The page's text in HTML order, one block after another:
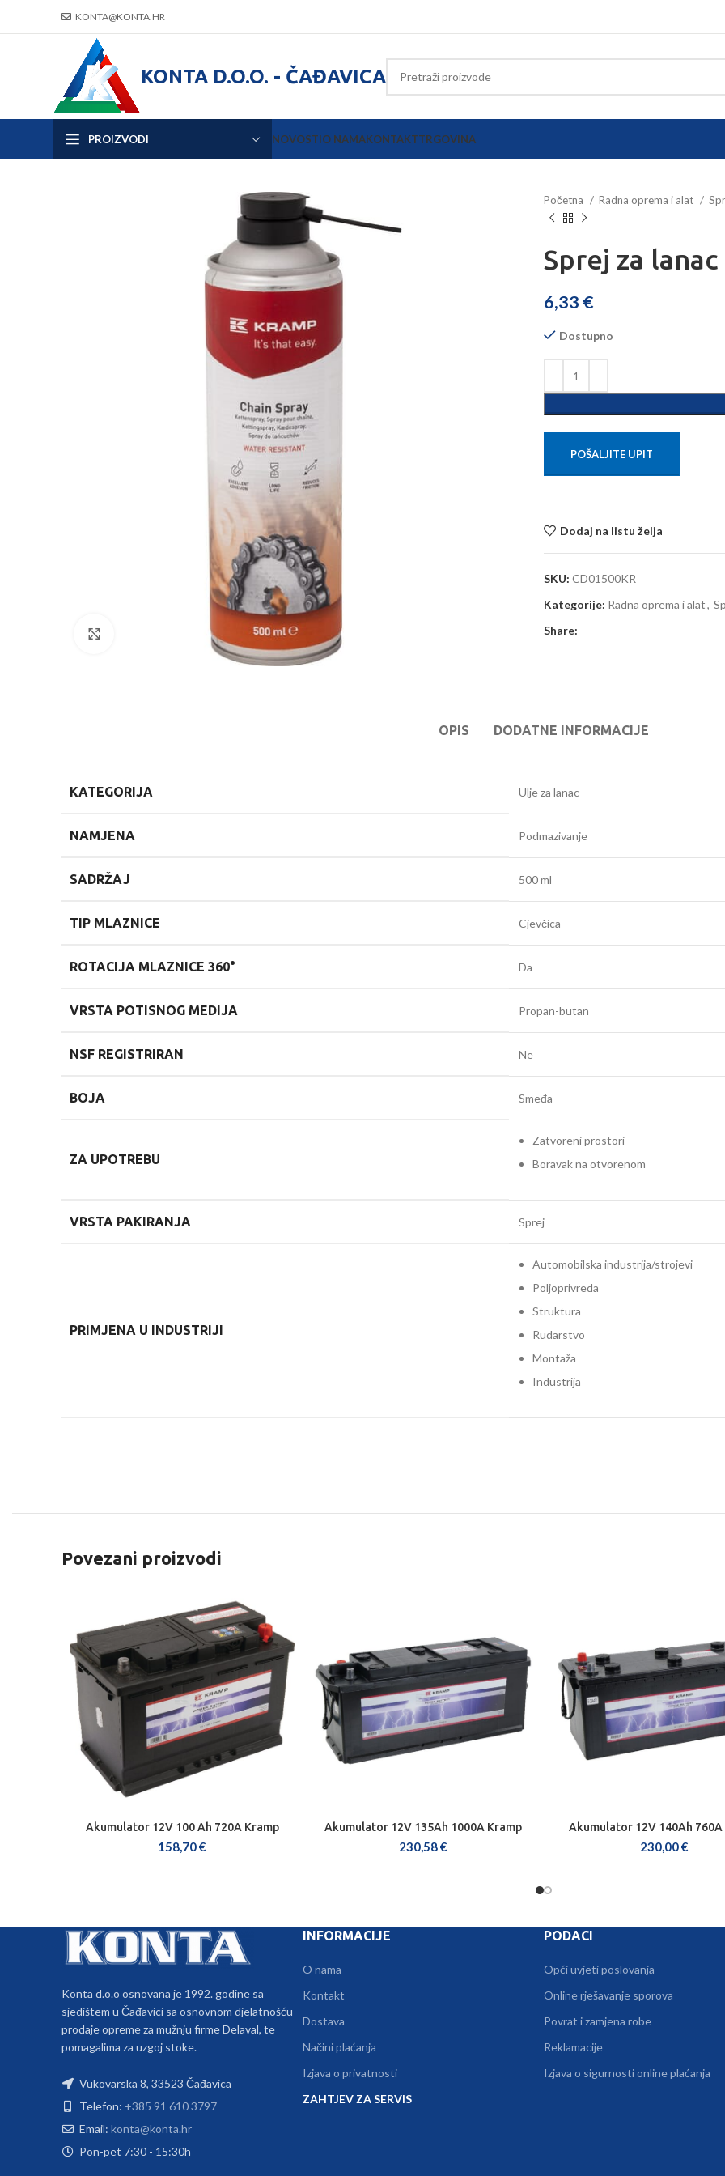
KONTA@KONTA.HR
KONTA D.O.O. - ČAĐAVICA
PROIZVODI NOVOSTIO NAMAKONTAKTTRGOVINA
Početna Radna oprema i alat
Sprej za
6,33 €
Dostupno
POŠALJITE UPIT
Dodaj na listu želja
SKU: CD01500KR
Kategorije: Radna oprema i alat,
Share:
OPIS DODATNE INFORMACIJE
KATEGORIJA Ulje za lanac
NAMJENA Podmazivanje
SADRŽAJ 500 ml
TIP MLAZNICE Cjevčica
ROTACIJA MLAZNICE 360° Da
VRSTA POTISNOG MEDIJA Propan-butan
NSF REGISTRIRAN Ne
BOJA Smeđa
ZA UPOTREBU
Zatvoreni prostori
Boravak na otvorenom
VRSTA PAKIRANJA Sprej
PRIMJENA U INDUSTRIJI
Automobilska industrija/strojevi
Poljoprivreda
Struktura
Rudarstvo
Montaža
Industrija
Povezani proizvodi
DODAJ U KOŠARICU
Akumulator 12V 100 Ah 720A Kramp
158,70€
DODAJ U KOŠARICU
Akumulator 12V 135Ah 1000A Kramp
230,58€
DODAJ U KOŠARICU
Akumulator 12V 140Ah 760A
230,00€
Konta d.o.o osnovana je 1992. godine sa
sjedištem u Čađavici sa osnovnom djelatnošću
prodaje opreme za mužnju firme Delaval, te
pomagalima za uzgoj stoke.
Vukovarska 8, 33523 Čađavica
Telefon: +385 91 610 3797
Email: konta@konta.hr
Pon-pet 7:30 - 15:30h
INFORMACIJE
O nama
Kontakt
Dostava
Načini plaćanja
Izjava o privatnosti
ZAHTJEV ZA SERVIS
PODACI
Opći uvjeti poslovanja
Online rješavanje sporova
Povrat i zamjena robe
Reklamacije
Izjava o sigurnosti online plaćanja